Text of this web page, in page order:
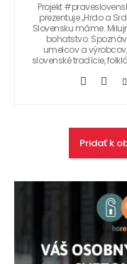
Projekt
prezentuje „Hrdo a
Slovensku máme.
bohatstvo.
umelcov a
slovenské tradície,
Pridať k